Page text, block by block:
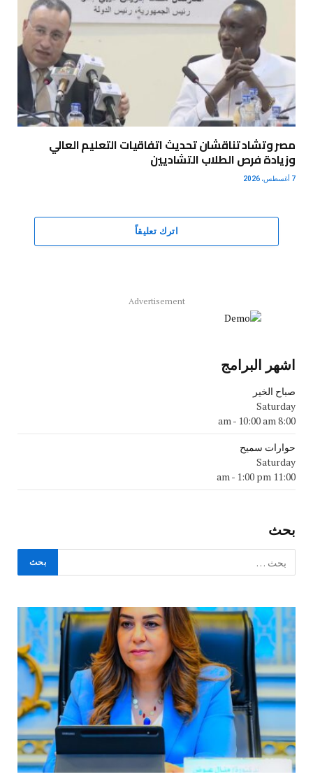
مصر وتشاد تناقشان تحديث اتفاقيات التعليم العالي
وزيادة فرص الطلاب التشاديين
7 أغسطس، 2026
اترك تعليقاً
Advertisement
اشهر البرامج
صباح الخير
Saturday
8:00 am
- 10:00 am
حوارات سميح
Saturday
11:00 am
- 1:00 pm
بحث